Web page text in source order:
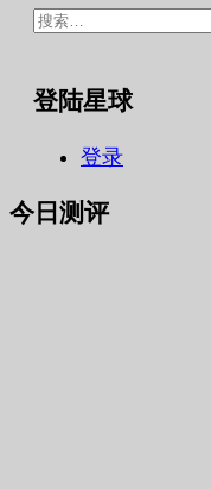
搜
登陆星球
登录
今日测评